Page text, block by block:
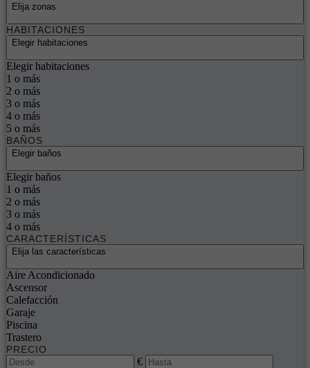
Elija zonas
HABITACIONES
Elegir habitaciones
Elegir habitaciones
1 o más
2 o más
3 o más
4 o más
5 o más
BAÑOS
Elegir baños
Elegir baños
1 o más
2 o más
3 o más
4 o más
CARACTERÍSTICAS
Elija las características
Aire Acondicionado
Ascensor
Calefacción
Garaje
Piscina
Trastero
PRECIO
€